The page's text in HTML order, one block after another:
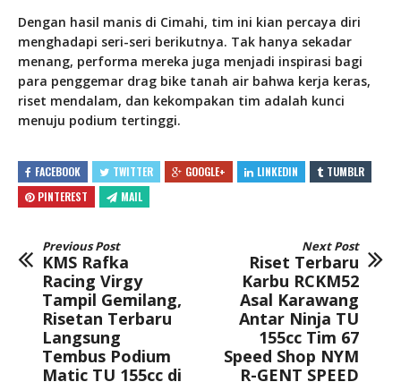
Dengan hasil manis di Cimahi, tim ini kian percaya diri
menghadapi seri-seri berikutnya. Tak hanya sekadar
menang, performa mereka juga menjadi inspirasi bagi
para penggemar drag bike tanah air bahwa kerja keras,
riset mendalam, dan kekompakan tim adalah kunci
menuju podium tertinggi.
FACEBOOK TWITTER GOOGLE+ LINKEDIN
TUMBLR
PINTEREST
MAIL
Previous Post
KMS Rafka
Racing Virgy
Tampil Gemilang,
Risetan Terbaru
Langsung
Tembus Podium
Matic TU 155cc di
Next Post
Riset Terbaru
Karbu RCKM52
Asal Karawang
Antar Ninja TU
155cc Tim 67
Speed Shop NYM
R-GENT SPEED